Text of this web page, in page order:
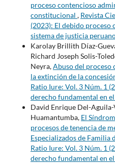
proceso contencioso
constitucional , Revista
(2023): El debido proceso
sistema de justicia
Karolay Brillith Díaz-
Richard Joseph Solis-
Neyra,Abuso del
la extinción de la
Ratio Iure: Vol. 3 Núm. 1
derecho fundamental en
David Enrique Del-Aguila-
Huamantumba, El
procesos de tenencia de
Especializados de Familia
Ratio Iure: Vol. 3 Núm. 1
derecho fundamental en